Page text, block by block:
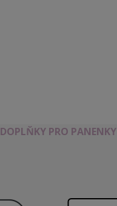
DOPLŇKY PRO PANENKY